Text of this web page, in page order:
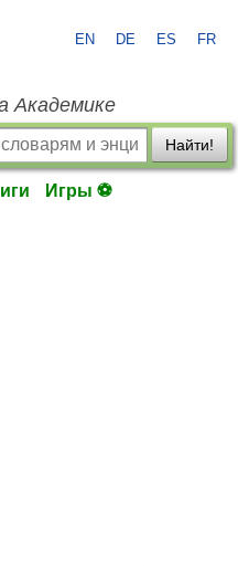
EN DE ES FR
Академике
Найти!
Игры ⚽